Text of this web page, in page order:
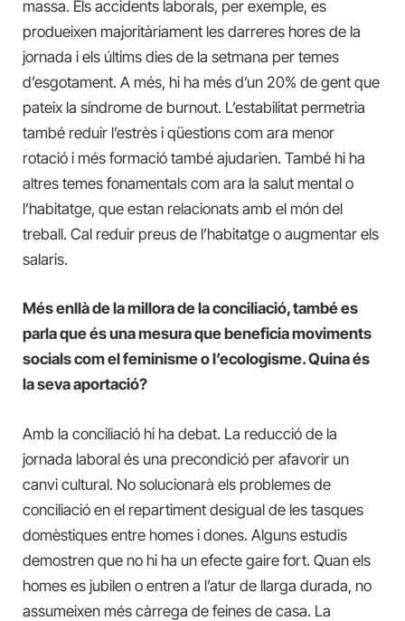
massa. Els accidents laborals, per exemple, es
produeixen majoritàriament les darreres hores de la
jornada i els últims dies de la setmana per temes
d’esgotament. A més, hi ha més d’un 20% de gent que
pateix la síndrome de burnout. L’estabilitat permetria
també reduir l’estrès i qüestions com ara menor
rotació i més formació també ajudarien. També hi ha
altres temes fonamentals com ara la salut mental o
l’habitatge, que estan relacionats amb el món del
treball. Cal reduir preus de l’habitatge o augmentar els
salaris.
Més enllà de la millora de la conciliació, també es
parla que és una mesura que beneficia moviments
socials com el feminisme o l’ecologisme. Quina és
la seva aportació?
Amb la conciliació hi ha debat. La reducció de la
jornada laboral és una precondició per afavorir un
canvi cultural. No solucionarà els problemes de
conciliació en el repartiment desigual de les tasques
domèstiques entre homes i dones. Alguns estudis
demostren que no hi ha un efecte gaire fort. Quan els
homes es jubilen o entren a l’atur de llarga durada, no
assumeixen més càrrega de feines de casa. La